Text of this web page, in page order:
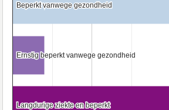
Beperkt vanwege gezondheid
Beperkt vanwege gezondheid
Ernstig beperkt vanwege gezondheid
Ernstig beperkt vanwege gezondheid
Langdurige ziekte en beperkt
Langdurige ziekte en beperkt